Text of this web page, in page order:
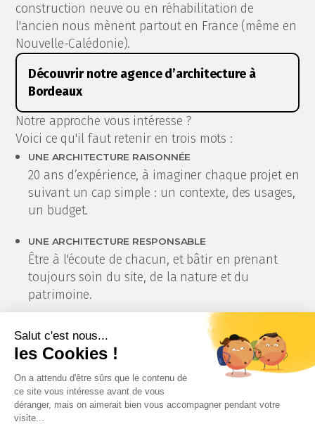
construction neuve ou en réhabilitation de
l'ancien nous mènent partout en France (même en
Nouvelle-Calédonie).
Découvrir notre agence d’architecture à
Bordeaux
Notre approche vous intéresse ?
Voici ce qu'il faut retenir en trois mots :
UNE ARCHITECTURE RAISONNÉE
20 ans d’expérience, à imaginer chaque projet en
suivant un cap simple : un contexte, des usages,
un budget.
UNE ARCHITECTURE RESPONSABLE
Être à l'écoute de chacun, et bâtir en prenant
toujours soin du site, de la nature et du
patrimoine.
L'intention du beau comme moteur, l'amour du
détail comme étincelle ! Et beaucoup de
"pouquoi", tout au long du chemin.